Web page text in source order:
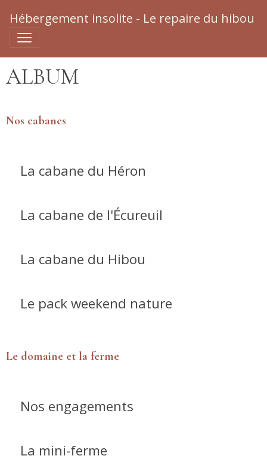
Hébergement insolite - Le repaire du hibou
ALBUM
Nos cabanes
La cabane du Héron
La cabane de l'Écureuil
La cabane du Hibou
Le pack weekend nature
Le domaine et la ferme
Nos engagements
La mini-ferme